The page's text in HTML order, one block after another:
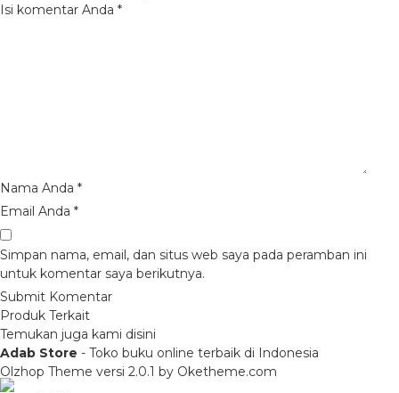
Isi komentar Anda *
Nama Anda *
Email Anda *
Simpan nama, email, dan situs web saya pada peramban ini
untuk komentar saya berikutnya.
Produk Terkait
Temukan juga kami disini
Adab Store - Toko buku online terbaik di Indonesia
Olzhop Theme versi 2.0.1 by Oketheme.com